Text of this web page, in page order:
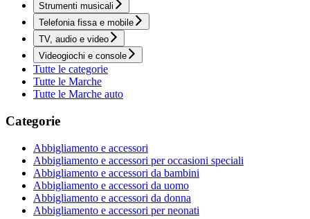
Strumenti musicali
Telefonia fissa e mobile
TV, audio e video
Videogiochi e console
Tutte le categorie
Tutte le Marche
Tutte le Marche auto
Categorie
Abbigliamento e accessori
Abbigliamento e accessori per occasioni speciali
Abbigliamento e accessori da bambini
Abbigliamento e accessori da uomo
Abbigliamento e accessori da donna
Abbigliamento e accessori per neonati